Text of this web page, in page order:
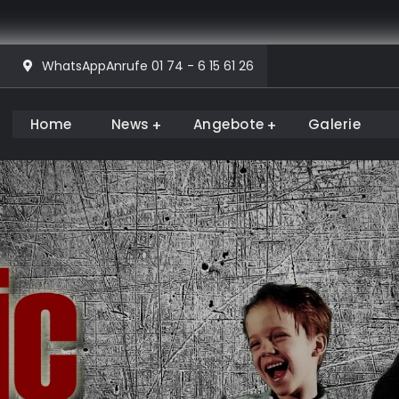
WhatsAppAnrufe 01 74 - 6 15 61 26
Home News Angebote Galerie